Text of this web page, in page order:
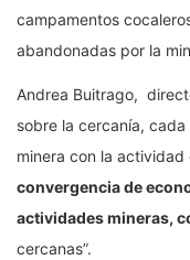
campamentos
abandonadas por la
Andrea Buitrago,
sobre la cercanía,
minera con la actividad
convergencia de
actividades mineras,
cercanas”.